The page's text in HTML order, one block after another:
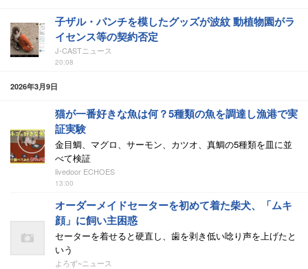
子ザル・パンチを模したグッズが波紋 動植物園がラ
イセンス等の契約否定
J-CASTニュース
20:08
2026年3月9日
猫が一番好きな魚は何？5種類の魚を調達し漁港で実
証実験
金目鯛、マグロ、サーモン、カツオ、真鯛の5種類を皿に並
べて検証
livedoor ECHOES
13:00
オーダーメイドセーターを初めて着た柴犬、「ムキ
顔」に飼い主困惑
セーターを着せると硬直し、歯を剥き低い唸り声を上げたと
いう
よろず~ニュース